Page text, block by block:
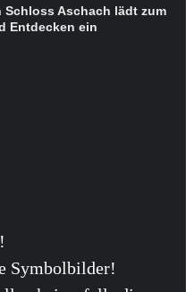
Schloss Aschach lädt zum
Entdecken ein
Symbolbilder!